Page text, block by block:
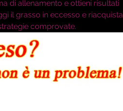
di allenamento e ottieni risultati
il grasso in eccesso e riacquista
comprovate.